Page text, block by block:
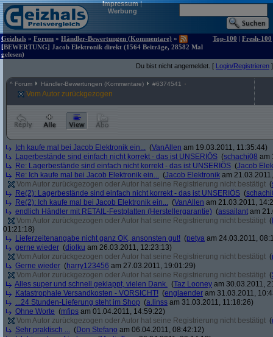
Impressum|
Werbung
Geizhals » Forum » Händler-Bewertungen (Kommentare) »
[BEWERTUNG] Jacob Elektronik direkt (1564 Beiträge, 28582 Mal
gelesen)
Top-100 | Fresh-100
Du bist nicht angemeldet. [ Login/Registrieren ]
^ Forum Händler-Bewertungen (Kommentare) #6374541
Vom Autor zurückgezogen
Ich kaufe mal bei Jacob Elektronik ein... (VanAllen am 19.03.2011, 11:35:44)
Lagerbestände sind einfach nicht korrekt - das ist UNSERIÖS (schachi08 am
Re: Lagerbestände sind einfach nicht korrekt - das ist UNSERIÖS (Jacob
Re: Ich kaufe mal bei Jacob Elektronik ein... (Jacob Elektronik am
Vom Autor zurückgezogen oder Autor hat seine Registrierung nicht bestätigt (
Re(2): Lagerbestände sind einfach nicht korrekt - das ist UNSERIÖS (
Re(2): Ich kaufe mal bei Jacob Elektronik ein... (VanAllen am 21.03.2011,
endlich Händler mit RETAIL-Festplatten (Herstellergarantie) (assailant am
Vom Autor zurückgezogen oder Autor hat seine Registrierung nicht bestätigt (
01:21:18)
Lieferzeitenangabe nicht ganz OK, ansonsten gut! (petya am 24.03.2011,
gerne wieder (diolku am 26.03.2011, 12:23:13)
Vom Autor zurückgezogen oder Autor hat seine Registrierung nicht bestätigt (
Gerne wieder (harry123456 am 27.03.2011, 19:01:29)
Vom Autor zurückgezogen oder Autor hat seine Registrierung nicht bestätigt (
Alles super und schnell geklappt, vielen Dank. (Taz Looney am 30.03.2011,
Katastrophale Versandkosten - VORSICHT! (englaender am 31.03.2011,
...24 Stunden-Lieferung steht im Shop (a.linss am 31.03.2011, 11:18:26)
Ohne Worte (mfips am 01.04.2011, 14:59:22)
Vom Autor zurückgezogen oder Autor hat seine Registrierung nicht bestätigt (
Sehr praktisch ... (Don Stefano am 06.04.2011, 08:42:12)